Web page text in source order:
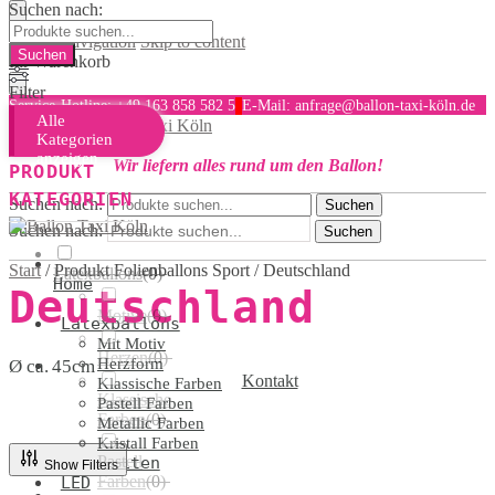
Skip to navigation Skip to content
Ihr Warenkorb
Service-Hotline: +49 163 858 582 5 E-Mail: anfrage@ballon-taxi-köln.de
MENU
Wir liefern alles rund um den Ballon!
Suchen nach: Suchen
Kontakt
Suchen nach: Suchen
Home
Latexballons
Mit Motiv
Herzform
Klassische Farben
Pastell Farben
Metallic Farben
Kristall Farben
Hochzeiten
LED
Start /Produkt Folienballons Sport /Deutschland
Deutschland
Ø ca. 45cm
Show Filters
Suchen nach:
Alle
Kategorien
anzeigen
Filter
PRODUKT
KATEGORIEN
Latexballons(0)
Motive(0)
Herzen(0)
Klassische
Farben(0)
Pastell
Farben(0)